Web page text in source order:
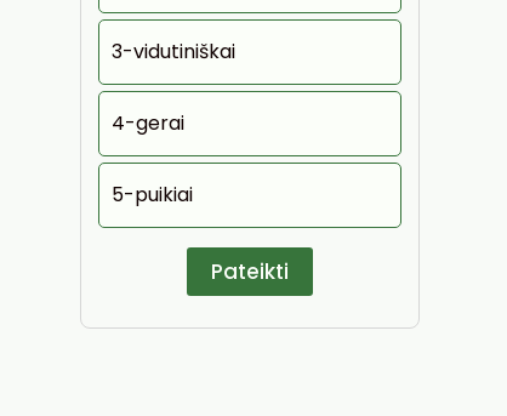
3-vidutiniškai
4-gerai
5-puikiai